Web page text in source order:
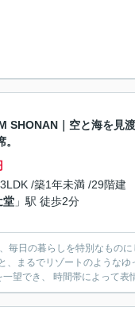
SHONAN｜空と海を見渡
/築1年未満 /29階建
堂 」駅 徒歩2分
ものにしてくれる一邸です。 辻堂駅
ートのようなゆったりとした空気
望でき、 時間帯によって